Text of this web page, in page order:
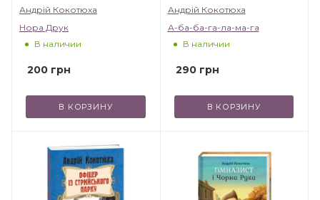
Андрій Кокотюха
Нора Друк
В наличии
200 грн
В КОРЗИНУ
Андрій Кокотюха
А-ба-ба-га-ла-ма-га
В наличии
290грн
В КОРЗИНУ